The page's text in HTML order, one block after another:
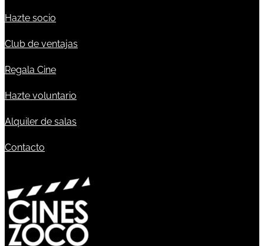
Hazte socio
Club de ventajas
Regala Cine
Hazte voluntario
Alquiler de salas
Contacto